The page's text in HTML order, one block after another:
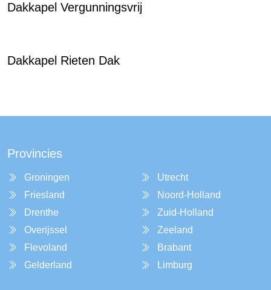
Dakkapel Vergunningsvrij
Dakkapel Rieten Dak
Provincies
Groningen
Friesland
Drenthe
Overijssel
Flevoland
Gelderland
Utrecht
Noord-Holland
Zuid-Holland
Zeeland
Brabant
Limburg